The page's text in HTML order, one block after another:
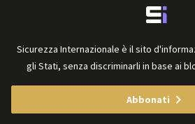
Sicurezza Internazionale è il sito
gli Stati, senza discriminarli in base ai
Abbonati